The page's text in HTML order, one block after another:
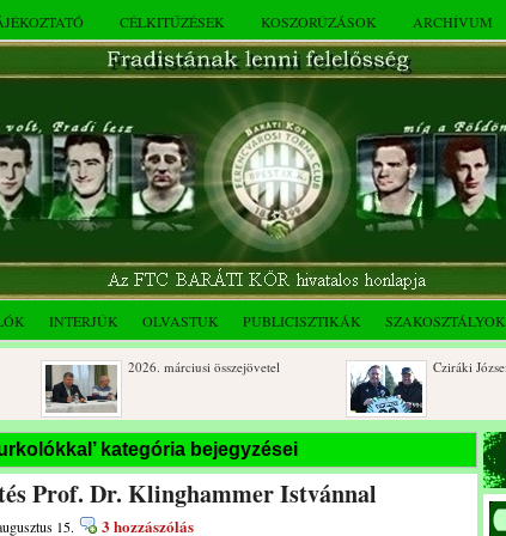
CÉLKITŰZÉSEK KOSZORÚZÁSOK ARCHÍVUM
INTERJÚK OLVASTUK PUBLICISZTIKÁK SZAKOSZTÁLYOK
2026. márciusi összejövetel Cziráki József 80 éves
Rendkívüli közgyűlés és a 2025.
novemberi összejövetel
Dálnoki József 90 éves
kategória bejegyzései
Prof. Dr. Klinghammer Istvánnal
15. 3 hozzászólás